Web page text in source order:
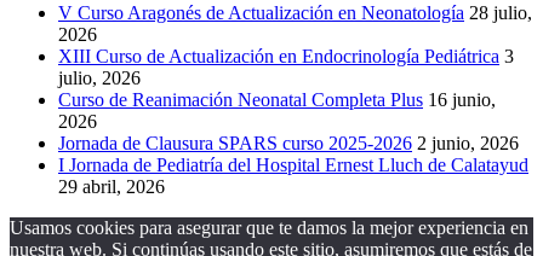
V Curso Aragonés de Actualización en Neonatología 28 julio,
2026
XIII Curso de Actualización en Endocrinología Pediátrica 3
julio, 2026
Curso de Reanimación Neonatal Completa Plus 16 junio,
2026
Jornada de Clausura SPARS curso 2025-2026 2 junio, 2026
I Jornada de Pediatría del Hospital Ernest Lluch de Calatayud
29 abril, 2026
Usamos cookies para asegurar que te damos la mejor experiencia en
nuestra web. Si continúas usando este sitio, asumiremos que estás de